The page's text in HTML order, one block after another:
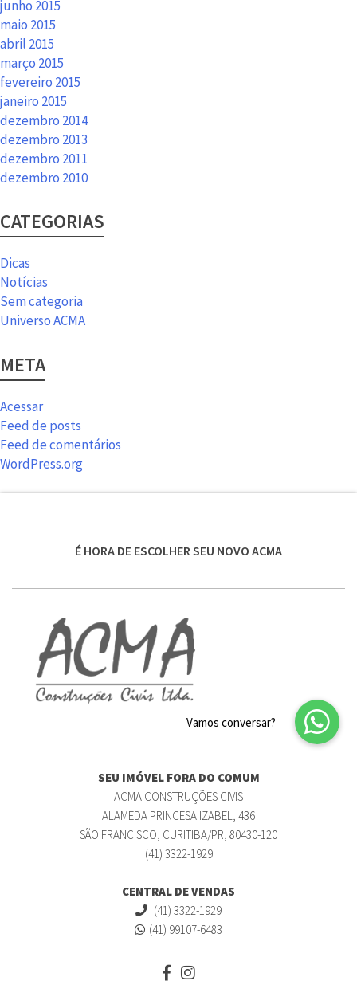
junho 2015
maio 2015
abril 2015
março 2015
fevereiro 2015
janeiro 2015
dezembro 2014
dezembro 2013
dezembro 2011
dezembro 2010
CATEGORIAS
Dicas
Notícias
Sem categoria
Universo ACMA
META
Acessar
Feed de posts
Feed de comentários
WordPress.org
É HORA DE ESCOLHER SEU NOVO ACMA
SEU IMÓVEL FORA DO COMUM
ACMA CONSTRUÇÕES CIVIS
ALAMEDA PRINCESA IZABEL, 436
SÃO FRANCISCO, CURITIBA/PR, 80430-120
(41) 3322-1929
CENTRAL DE VENDAS
(41) 3322-1929
(41) 99107-6483